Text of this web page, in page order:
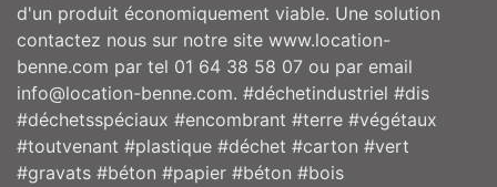
d'un produit économiquement viable. Une solution
contactez nous sur notre site www.location-
benne.com par tel 01 64 38 58 07 ou par email
info@location-benne.com. #déchetindustriel #dis
#déchetsspéciaux #encombrant #terre #végétaux
#toutvenant #plastique #déchet #carton #vert
#gravats #béton #papier #béton #bois